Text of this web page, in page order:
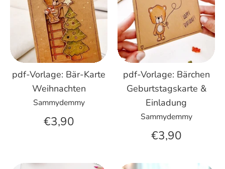
pdf-Vorlage: Bär-Karte
Weihnachten
Sammydemmy
€3,90
pdf-Vorlage: Bärchen
Geburtstagskarte &
Einladung
Sammydemmy
€3,90